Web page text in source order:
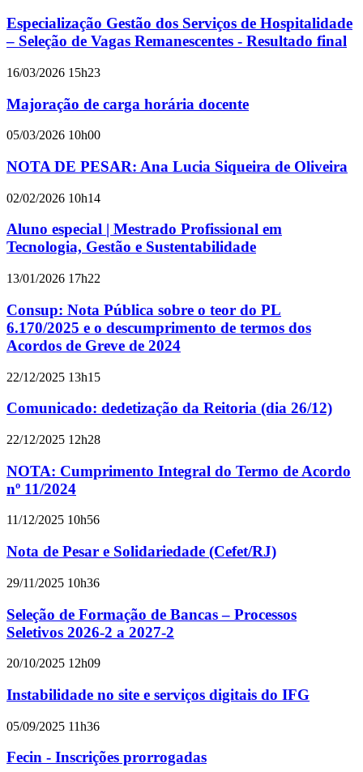
Especialização Gestão dos Serviços de Hospitalidade
– Seleção de Vagas Remanescentes - Resultado final
16/03/2026 15h23
Majoração de carga horária docente
05/03/2026 10h00
NOTA DE PESAR: Ana Lucia Siqueira de Oliveira
02/02/2026 10h14
Aluno especial | Mestrado Profissional em
Tecnologia, Gestão e Sustentabilidade
13/01/2026 17h22
Consup: Nota Pública sobre o teor do PL
6.170/2025 e o descumprimento de termos dos
Acordos de Greve de 2024
22/12/2025 13h15
Comunicado: dedetização da Reitoria (dia 26/12)
22/12/2025 12h28
NOTA: Cumprimento Integral do Termo de Acordo
nº 11/2024
11/12/2025 10h56
Nota de Pesar e Solidariedade (Cefet/RJ)
29/11/2025 10h36
Seleção de Formação de Bancas – Processos
Seletivos 2026-2 a 2027-2
20/10/2025 12h09
Instabilidade no site e serviços digitais do IFG
05/09/2025 11h36
Fecin - Inscrições prorrogadas